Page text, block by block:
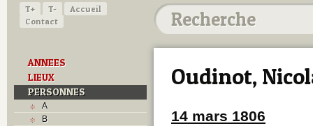
T+ T-
Accueil
Contact
ANNEES
LIEUX
PERSONNES
A
B
Oudinot,
14 mars 1806